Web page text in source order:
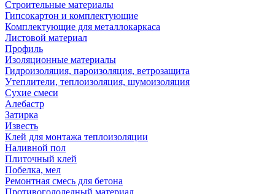
Строительные материалы
Гипсокартон и комплектующие
Комплектующие для металлокаркаса
Листовой материал
Профиль
Изоляционные материалы
Гидроизоляция, пароизоляция, ветрозащита
Утеплители, теплоизоляция, шумоизоляция
Сухие смеси
Алебастр
Затирка
Известь
Клей для монтажа теплоизоляции
Наливной пол
Плиточный клей
Побелка, мел
Ремонтная смесь для бетона
Противогололедный материал